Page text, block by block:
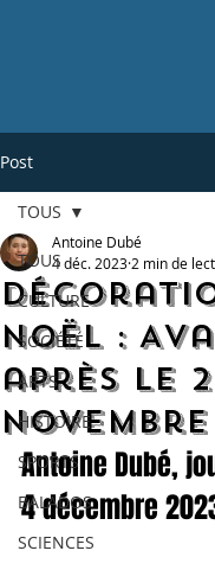
Post
TOUS
CULTURE
SOCIÉTÉ
ARTS
HISTOIRE
SPORTS
BALADOS
SCIENCES
TOUS
Noël :
après le
novembre
Antoine Dubé
4 déc. 2023 2 min de
Antoine Dubé,
4 décembre